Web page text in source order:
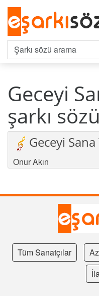
Geceyi
şarkı
Geceyi Sana
Onur Akın
Tüm Sanatçılar